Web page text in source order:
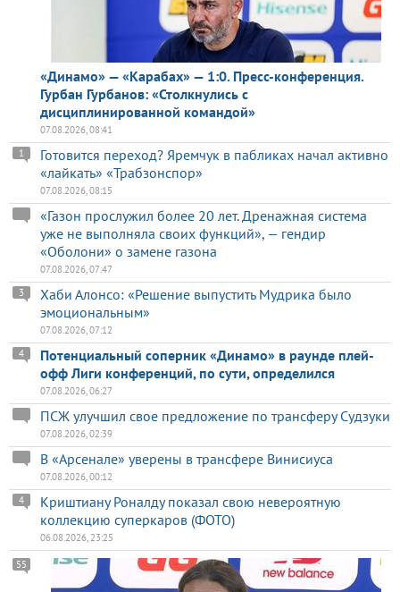
«Динамо» — «Карабах» — 1:0. Пресс-конференция.
Гурбан Гурбанов: «Столкнулись с
дисциплинированной командой»
07.08.2026, 08:41
Готовится переход? Яремчук в пабликах начал активно
«лайкать» «Трабзонспор»
1
07.08.2026, 08:15
«Газон прослужил более 20 лет. Дренажная система
уже не выполняла своих функций», — гендир
«Оболони» о замене газона
07.08.2026, 07:47
Хаби Алонсо: «Решение выпустить Мудрика было
эмоциональным»
3
07.08.2026, 07:12
Потенциальный соперник «Динамо» в раунде плей-
офф Лиги конференций, по сути, определился
4
07.08.2026, 06:27
ПСЖ улучшил свое предложение по трансферу Судзуки
07.08.2026, 02:39
В «Арсенале» уверены в трансфере Винисиуса
07.08.2026, 00:12
Криштиану Роналду показал свою невероятную
коллекцию суперкаров (ФОТО)
4
06.08.2026, 23:25
55